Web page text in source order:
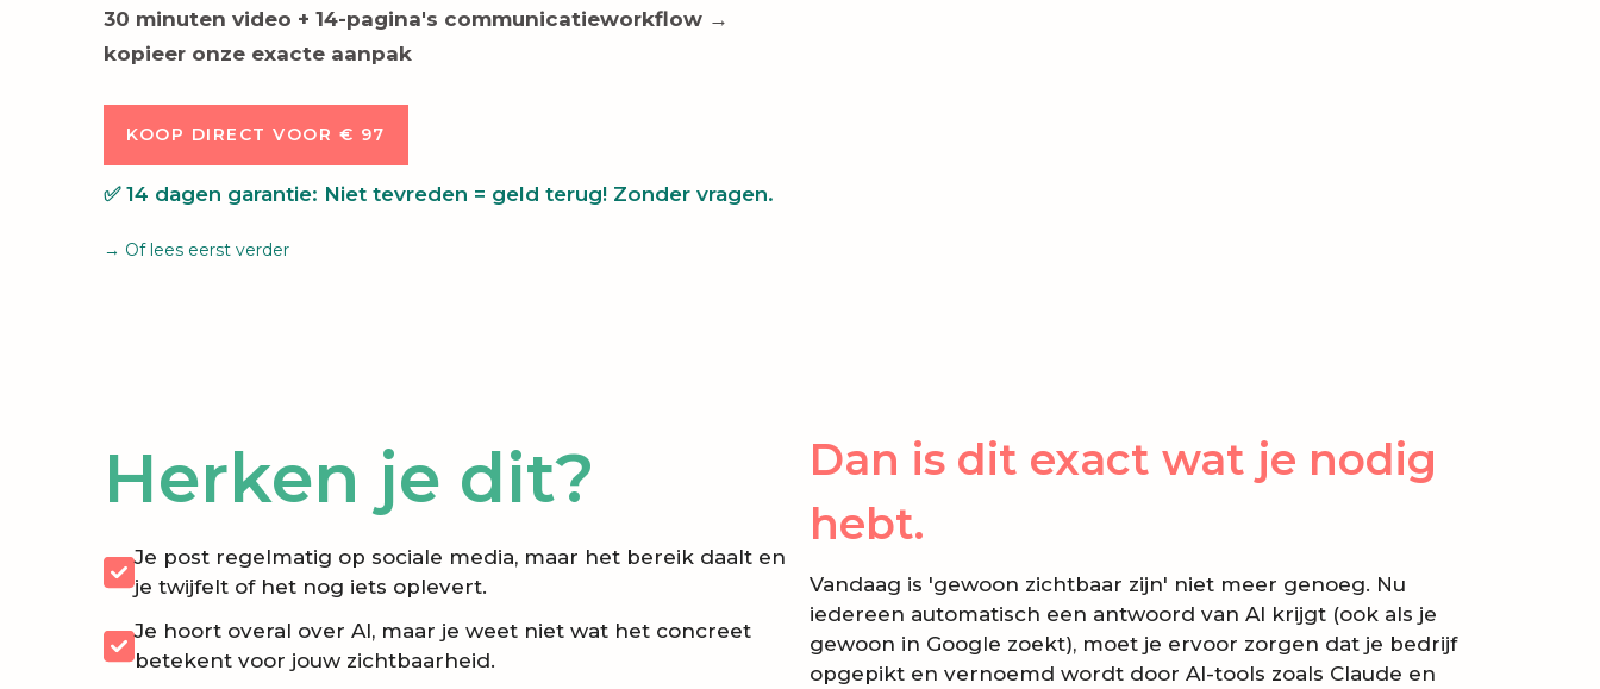
30 minuten video + 14-pagina's communicatieworkflow →
kopieer onze exacte aanpak
KOOP DIRECT VOOR € 97
✅ 14 dagen garantie: Niet tevreden = geld terug! Zonder vragen.
→ Of lees eerst verder
Herken je dit?
Je post regelmatig op sociale media, maar het bereik daalt en
je twijfelt of het nog iets oplevert.
Je hoort overal over AI, maar je weet niet wat het concreet
betekent voor jouw zichtbaarheid.
Dan is dit exact wat je nodig
hebt.
Vandaag is 'gewoon zichtbaar zijn' niet meer genoeg. Nu
iedereen automatisch een antwoord van AI krijgt (ook als je
gewoon in Google zoekt), moet je ervoor zorgen dat je bedrijf
opgepikt en vernoemd wordt door AI-tools zoals Claude en